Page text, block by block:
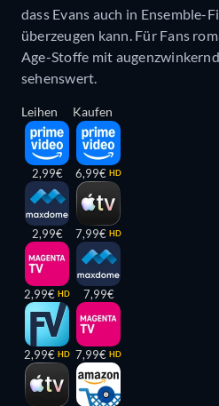
dass Evans auch in Ensemble-
überzeugen kann. Für Fans
Age-Stoffe mit
sehenswert.
Leihen
2,99€
2,99€
2,99€ HD
2,99€ HD
Kaufen
6,99€ HD
7,99€ HD
7,99€
7,99€ HD